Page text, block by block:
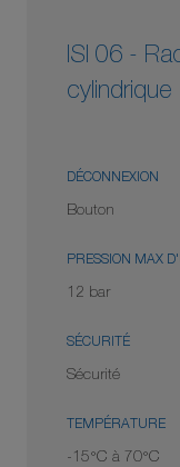
ISI 06 -
cylindrique
DÉCONNEXION
Bouton
PRESSION MAX
12 bar
SÉCURITÉ
Sécurité
TEMPÉRATURE
-15°C à 70°C